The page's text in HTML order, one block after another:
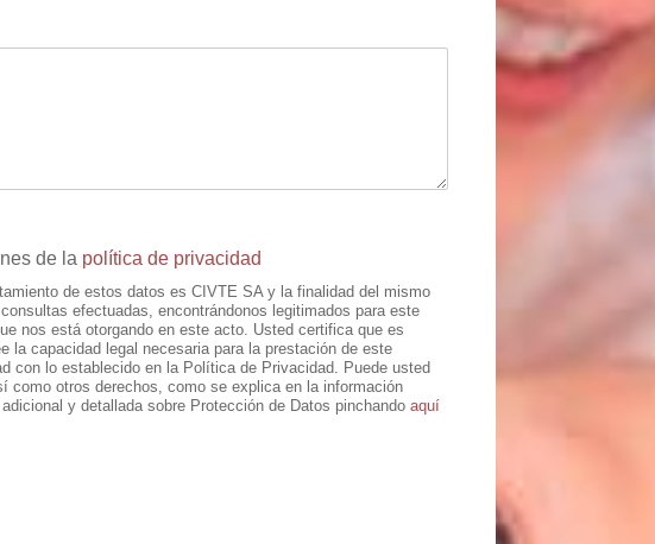
de la política de privacidad
de estos datos es CIVTE SA y la finalidad del mismo
efectuadas, encontrándonos legitimados para este
nos está otorgando en este acto. Usted certifica que es
la capacidad legal necesaria para la prestación de este
con lo establecido en la Política de Privacidad. Puede usted
como otros derechos, como se explica en la información
y detallada sobre Protección de Datos pinchando aquí